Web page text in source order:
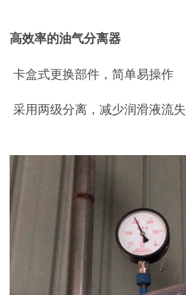
高效率的油气分离器
卡盒式更换部件，简单易操作
采用两级分离，减少润滑液流失